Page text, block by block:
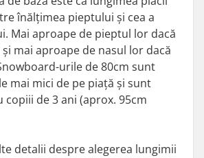
înălțimea pieptului și cea a
Mai aproape de pieptul lor dacă
mai aproape de nasul lor dacă
urile de 80cm sunt
mai mici de pe piață și sunt
de 3 ani (aprox. 95cm
detalii despre alegerea lungimii